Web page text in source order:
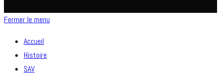
Fermer le menu
Accueil
Histoire
SAV